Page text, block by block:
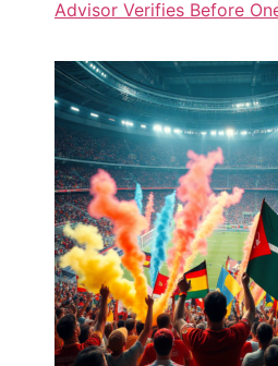
Advisor Verifies Before